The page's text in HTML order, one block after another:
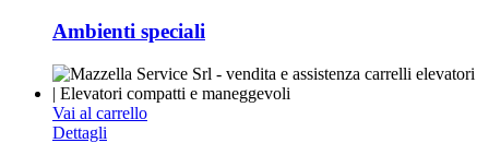
Ambienti speciali
Vai al carrello
Dettagli